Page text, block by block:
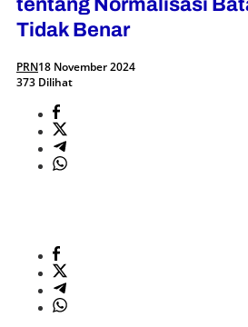
Tidak Benar
PRN18 November 2024
373 Dilihat